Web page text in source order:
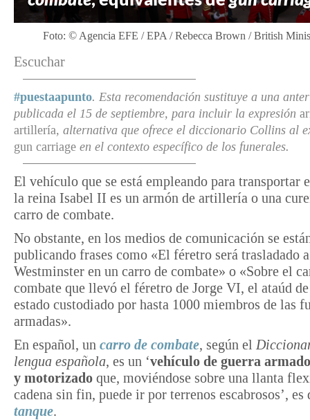
Foto: © Agencia EFE / EPA / Rebecca Brown / British
Escuchar
#puestaapunto. Esta recomendación sustituye a una
publicada el 15 de septiembre, para incluir la expresión
artillería, alternativa que ofrece el diccionario Collins al
gun carriage en el contexto específico de los funerales.
El vehículo que se está empleando para transportar
la reina Isabel II es un armón de artillería o una
carro de combate.
No obstante, en los medios de comunicación se
publicando frases como «El féretro será trasladado a
Westminster en un carro de combate» o «Sobre el
combate que llevó el féretro de Jorge VI, el ataúd
estado custodiado por hasta 1000 miembros de las
armadas».
En español, un carro de combate, según el
lengua española, es un ‘vehículo de guerra
y motorizado que, moviéndose sobre una llanta
cadena sin fin, puede ir por terrenos escabrosos’, es
tanque.